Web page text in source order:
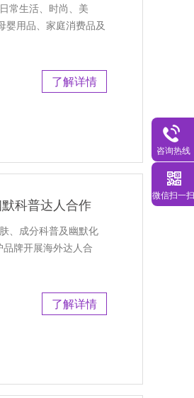
常生活、时尚、美
婴用品、家庭消费品及
了解详情
科普达人合作
、成分科普及幽默化
牌开展海外达人合
了解详情
咨询热线
微信扫一扫